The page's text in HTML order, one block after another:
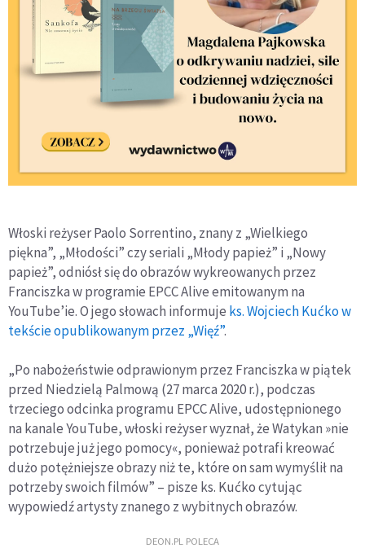
Włoski reżyser Paolo Sorrentino, znany z „Wielkiego
piękna”, „Młodości” czy seriali „Młody papież” i „Nowy
papież”, odniósł się do obrazów wykreowanych przez
Franciszka w programie EPCC Alive emitowanym na
YouTube’ie. O jego słowach informuje ks. Wojciech Kućko w
tekście opublikowanym przez „Więź”.
„Po nabożeństwie odprawionym przez Franciszka w piątek
przed Niedzielą Palmową (27 marca 2020 r.), podczas
trzeciego odcinka programu EPCC Alive, udostępnionego
na kanale YouTube, włoski reżyser wyznał, że Watykan »nie
potrzebuje już jego pomocy«, ponieważ potrafi kreować
dużo potężniejsze obrazy niż te, które on sam wymyślił na
potrzeby swoich filmów” – pisze ks. Kućko cytując
wypowiedź artysty znanego z wybitnych obrazów.
DEON.PL POLECA